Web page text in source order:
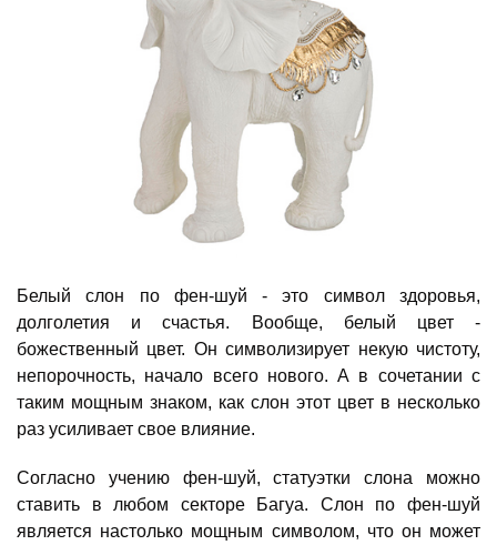
Белый слон по фен-шуй - это символ здоровья,
долголетия и счастья. Вообще, белый цвет -
божественный цвет. Он символизирует некую чистоту,
непорочность, начало всего нового. А в сочетании с
таким мощным знаком, как слон этот цвет в несколько
раз усиливает свое влияние.
Согласно учению фен-шуй, статуэтки слона можно
ставить в любом секторе Багуа. Слон по фен-шуй
является настолько мощным символом, что он может